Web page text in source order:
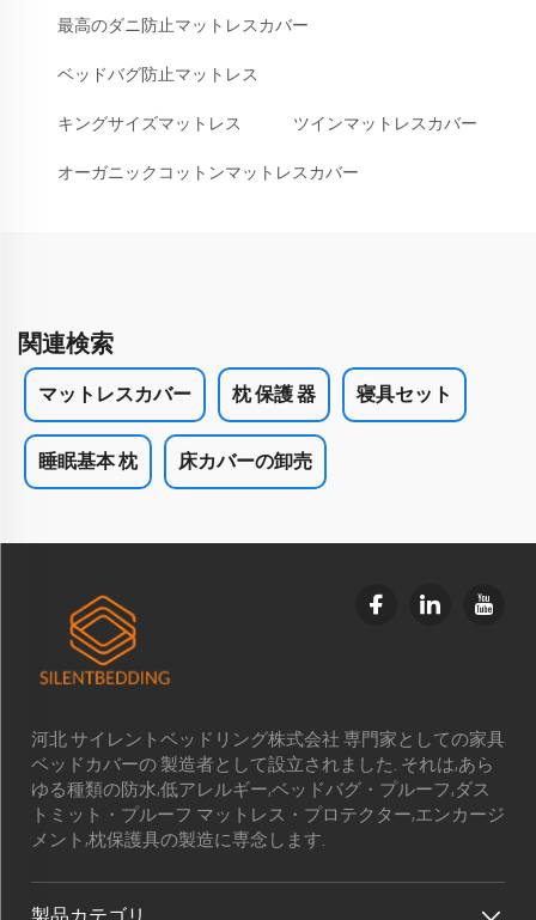
最高のダニ防止マットレスカバー
ベッドバグ防止マットレス
キングサイズマットレス ツインマットレスカバー
オーガニックコットンマットレスカバー
関連検索
マットレスカバー 枕 保護 器 寝具セット
睡眠基本 枕 床カバーの卸売
河北 サイレントベッドリング株式会社 専門家としての家具
ベッドカバーの 製造者として設立されました. それは,あら
ゆる種類の防水,低アレルギー,ベッドバグ・プルーフ,ダス
トミット・プルーフ マットレス・プロテクター,エンカージ
メント,枕保護具の製造に専念します.